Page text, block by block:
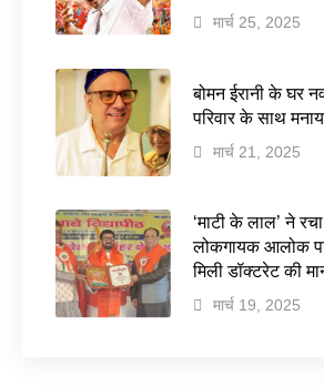
मार्च 25, 2025
बोमन ईरानी के घर
परिवार के साथ
मार्च 21, 2025
‘माटी के लाल’ ने
लोकगायक आलोक
मिली डॉक्टरेट की
मार्च 19, 2025